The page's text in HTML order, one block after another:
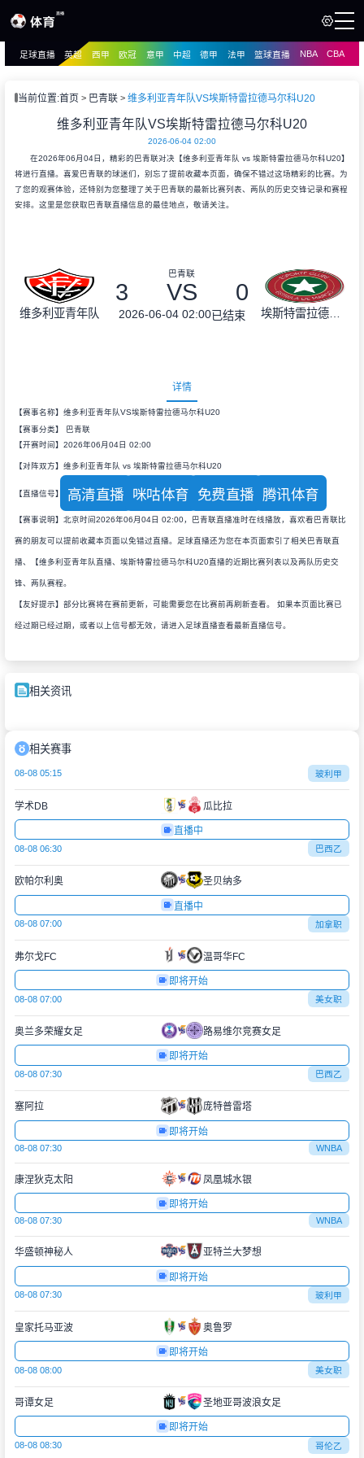
播
足球直播 英超 西甲 欧冠 意甲 中超 德甲 法甲 篮球直播 NBA CBA
当前位置:首页 巴青联 维多利亚青年队VS埃斯特雷拉德马尔科U20
维多利亚青年队VS埃斯特雷拉德马尔科U20
2026-06-04 02:00
在2026年06月04日，精彩的巴青联对决【维多利亚青年队 vs 埃斯特雷拉德马尔科U20】
将进行直播。喜爱巴青联的球迷们，别忘了提前收藏本页面，确保不错过这场精彩的比赛。为
了您的观赛体验，还特别为您整理了关于巴青联的最新比赛列表、两队的历史交锋记录和赛程
安排。这里是您获取巴青联直播信息的最佳地点，敬请关注。
维多利亚青年队
巴青联
3 VS 0
2026-06-04 02:00已结束 埃斯特雷拉德马尔科U20
详情
【赛事名称】维多利亚青年队VS埃斯特雷拉德马尔科U20
【赛事分类】 巴青联
【开赛时间】2026年06月04日 02:00
【对阵双方】维多利亚青年队 vs 埃斯特雷拉德马尔科U20
【直播信号】 高清直播 咪咕体育 免费直播 腾讯体育
【赛事说明】北京时间2026年06月04日 02:00，巴青联直播准时在线播放，喜欢看巴青联比
赛的朋友可以提前收藏本页面以免错过直播。足球直播还为您在本页面索引了相关巴青联直
播、【维多利亚青年队直播、埃斯特雷拉德马尔科U20直播的近期比赛列表以及两队历史交
锋、两队赛程。
【友好提示】部分比赛将在赛前更新，可能需要您在比赛前再刷新查看。 如果本页面比赛已
经过期已经过期，或者以上信号都无效，请进入足球直播查看最新直播信号。
相关资讯
相关赛事
08-08 05:15 玻利甲
学术DB 瓜比拉
直播中
08-08 06:30 巴西乙
欧帕尔利奥 圣贝纳多
直播中
08-08 07:00 加拿职
弗尔戈FC 温哥华FC
即将开始
08-08 07:00 美女职
奥兰多荣耀女足 路易维尔竞赛女足
即将开始
08-08 07:30 巴西乙
塞阿拉 庞特普雷塔
即将开始
08-08 07:30 WNBA
康涅狄克太阳 凤凰城水银
即将开始
08-08 07:30 WNBA
华盛顿神秘人 亚特兰大梦想
即将开始
08-08 07:30 玻利甲
皇家托马亚波 奥鲁罗
即将开始
08-08 08:00 美女职
哥谭女足 圣地亚哥波浪女足
即将开始
08-08 08:30 哥伦乙